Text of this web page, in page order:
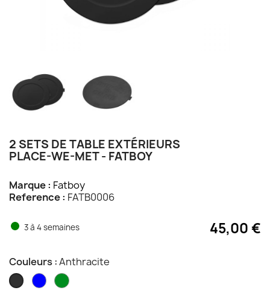
2 SETS DE TABLE EXTÉRIEURS
PLACE-WE-MET - FATBOY
Marque : Fatboy
Reference : FATB0006
3 à 4 semaines 45,00 €
Couleurs :Anthracite
Anthracite
Bleu Vert